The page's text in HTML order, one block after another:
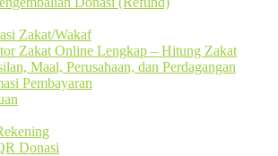
Zakat/Wakaf
Zakat Online Lengkap – Hitung Zakat
Maal, Perusahaan, dan Perdagangan
Pembayaran
Donasi